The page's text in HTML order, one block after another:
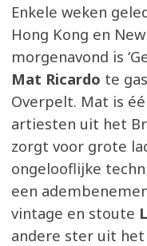
Enkele weken
Hong Kong en
morgenavond is
Mat Ricardo te
Overpelt. Mat is
artiesten uit het
zorgt voor grote
ongelooflijke
een
vintage en stoute
andere ster uit